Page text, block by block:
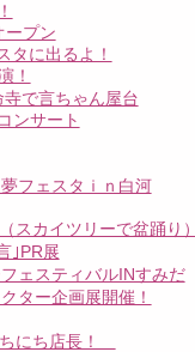
プン
タに出るよ！
！
で言ちゃん屋台
ンサート
フェスタｉｎ白河
スカイツリーで盆踊り
｣PR展
ェスティバルINすみだ
ター企画展開催！
にち店長！